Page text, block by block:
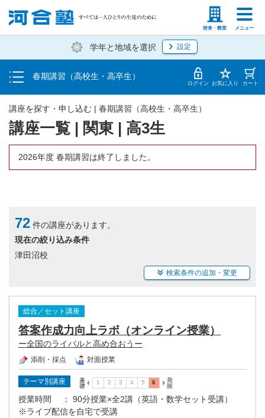
校舎・教室 メニュー
塾生の方 高等学校の先生
学年と地域を選択 設定
春期講習（高校生・高卒生）
受講料・お申し込み方法
受講開始までの流れ
校舎・教室一覧 ログイン お気に入り カート
講座一覧 | 関東 | 高3生
講座を探す・申し込む | 春期講習（高校生・高卒生）
2026年度 春期講習は終了しました。
72 件の講座があります。
現在の絞り込み条件
津田沼校
検索条件の追加・変更
総合／セット講座
答案作成力向上ラボ（オンライン授業）
ー全国のライバルと高め合おうー
添削・採点 対面授業
テーマ別講座
授業時間
： 90分授業×全2講（英語・数学セット受講）
※ライブ配信を自宅で受講